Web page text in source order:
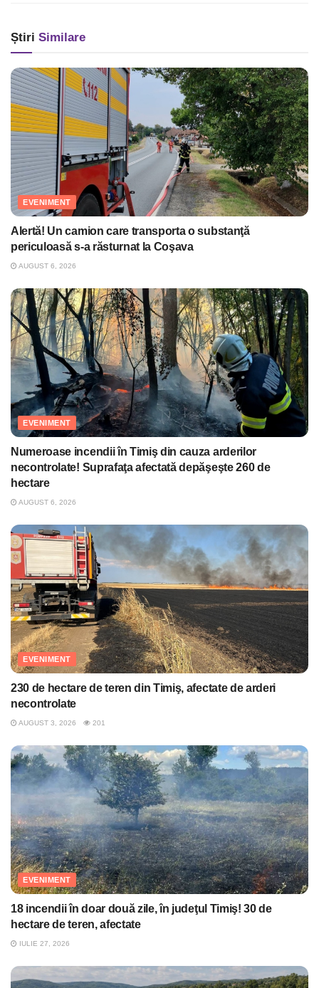
Știri Similare
EVENIMENT
Alertă! Un camion care transporta o substanţă
periculoasă s-a răsturnat la Coşava
AUGUST 6, 2026
EVENIMENT
Numeroase incendii în Timiş din cauza arderilor
necontrolate! Suprafaţa afectată depăşeşte 260 de
hectare
AUGUST 6, 2026
EVENIMENT
230 de hectare de teren din Timiş, afectate de arderi
necontrolate
AUGUST 3, 2026 201
EVENIMENT
18 incendii în doar două zile, în judeţul Timiş! 30 de
hectare de teren, afectate
IULIE 27, 2026